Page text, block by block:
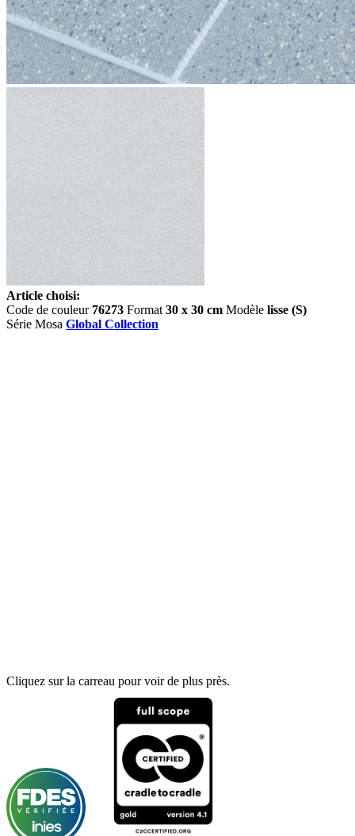
Article choisi:
Code de couleur 76273 Format 30 x 30 cm Modèle lisse (S)
Série Mosa Global Collection
Cliquez sur la carreau pour voir de plus près.